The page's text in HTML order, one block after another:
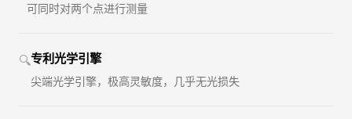
可同时对两个点进行测量
🔍专利光学引擎
尖端光学引擎，极高灵敏度，几乎无光损失